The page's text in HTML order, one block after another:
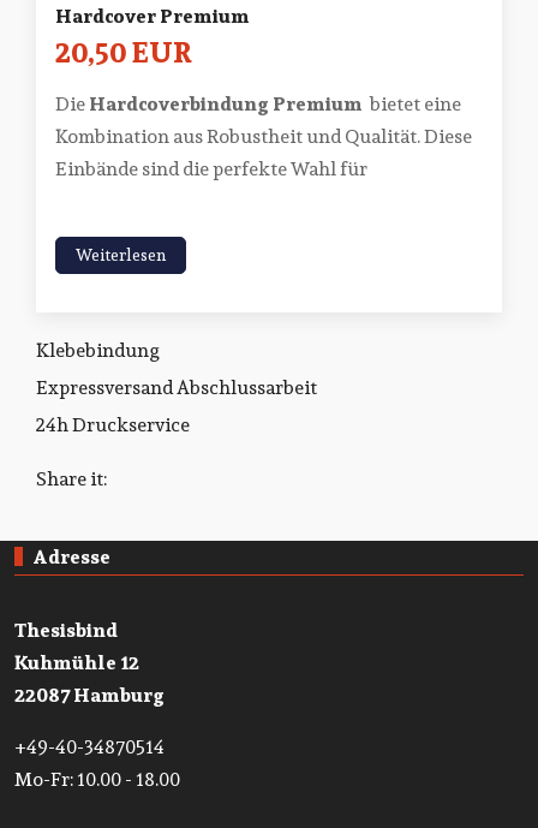
Hardcover Premium
20,50 EUR
DieHardcoverbindung Premium bietet eine
Kombination aus Robustheit und Qualität. Diese
Einbände sind die perfekte Wahl für
Weiterlesen
Klebebindung
Expressversand Abschlussarbeit
24h Druckservice
Share it:
Adresse
Thesisbind
Kuhmühle 12
22087 Hamburg
+49-40-34870514
Mo-Fr: 10.00 - 18.00